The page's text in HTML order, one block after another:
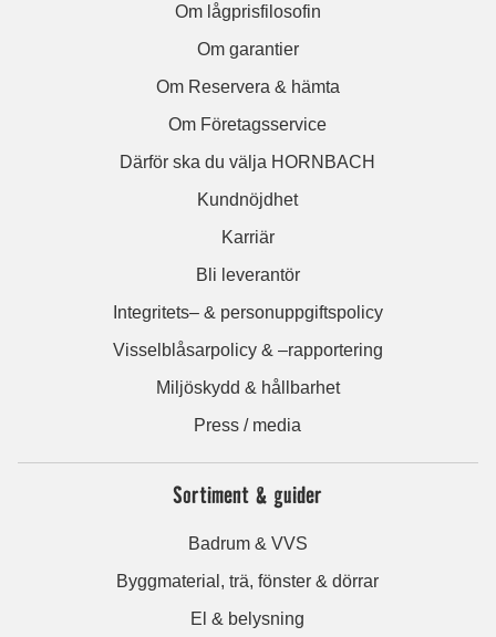
Om lågprisfilosofin
Om garantier
Om Reservera & hämta
Om Företagsservice
Därför ska du välja HORNBACH
Kundnöjdhet
Karriär
Bli leverantör
Integritets– & personuppgiftspolicy
Visselblåsarpolicy & –rapportering
Miljöskydd & hållbarhet
Press / media
Sortiment & guider
Badrum & VVS
Byggmaterial, trä, fönster & dörrar
El & belysning